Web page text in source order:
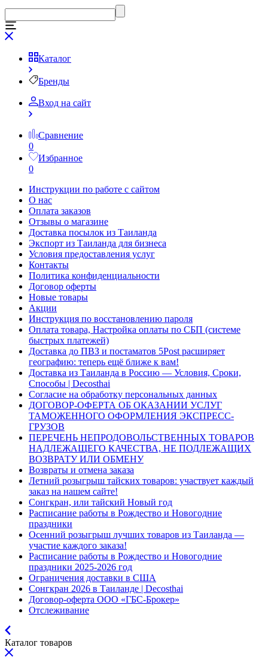
Каталог
Бренды
Вход на сайт
Сравнение
0
Избранное
0
Инструкции по работе с сайтом
О нас
Оплата заказов
Отзывы о магазине
Доставка посылок из Таиланда
Экспорт из Таиланда для бизнеса
Условия предоставления услуг
Контакты
Политика конфиденциальности
Договор оферты
Новые товары
Акции
Инструкция по восстановлению пароля
Оплата товара, Настройка оплаты по СБП (системе
быстрых платежей)
Доставка до ПВЗ и постаматов 5Post расширяет
географию: теперь ещё ближе к вам!
Доставка из Таиланда в Россию — Условия, Сроки,
Способы | Decosthai
Согласие на обработку персональных данных
ДОГОВОР-ОФЕРТА ОБ ОКАЗАНИИ УСЛУГ
ТАМОЖЕННОГО ОФОРМЛЕНИЯ ЭКСПРЕСС-
ГРУЗОВ
ПЕРЕЧЕНЬ НЕПРОДОВОЛЬСТВЕННЫХ ТОВАРОВ
НАДЛЕЖАЩЕГО КАЧЕСТВА, НЕ ПОДЛЕЖАЩИХ
ВОЗВРАТУ ИЛИ ОБМЕНУ
Возвраты и отмена заказа
Летний розыгрыш тайских товаров: участвует каждый
заказ на нашем сайте!
Сонгкран, или тайский Новый год
Расписание работы в Рождество и Новогодние
праздники
Осенний розыгрыш лучших товаров из Таиланда —
участие каждого заказа!
Расписание работы в Рождество и Новогодние
праздники 2025-2026 год
Ограничения доставки в США
Сонгкран 2026 в Таиланде | Decosthai
Договор-оферта ООО «ГБС-Брокер»
Отслеживание
Каталог товаров